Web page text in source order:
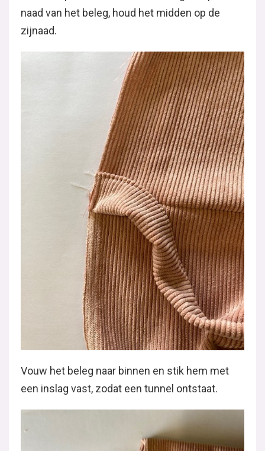
naad van het beleg, houd het midden op de
zijnaad.
Vouw het beleg naar binnen en stik hem met
een inslag vast, zodat een tunnel ontstaat.